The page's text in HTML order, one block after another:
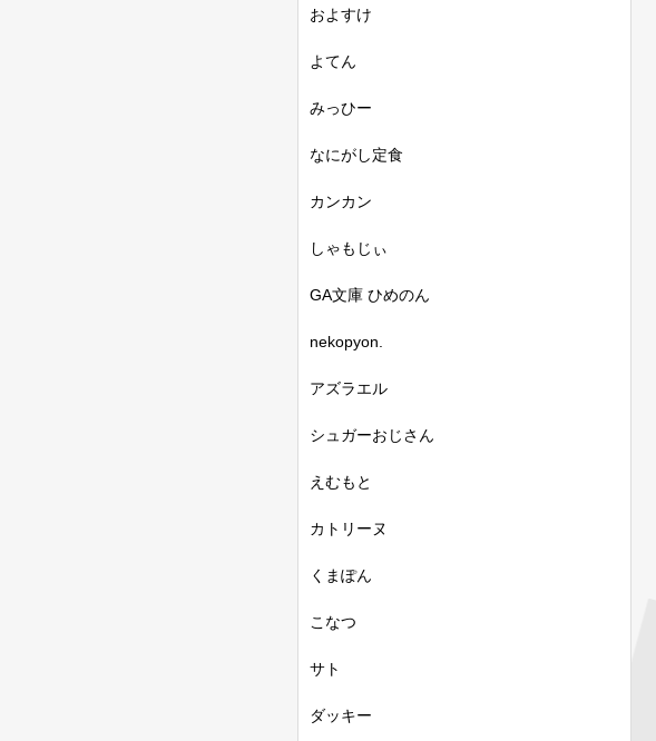
およすけ
よてん
みっひー
なにがし定食
カンカン
しゃもじぃ
GA文庫 ひめのん
nekopyon.
アズラエル
シュガーおじさん
えむもと
カトリーヌ
くまぽん
こなつ
サト
ダッキー